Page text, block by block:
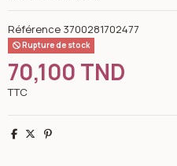
Référence 3700281702477
Rupture de stock
70,100 TND
TTC
Partager
TweetPinterest